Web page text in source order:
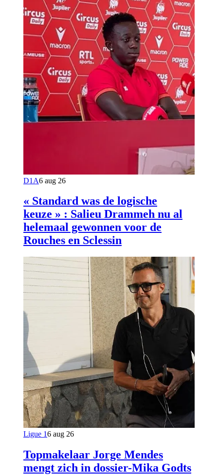
D1A6 aug 26
« Standard was de logische
keuze » : Salieu Drammeh nu al
helemaal gewonnen voor de
Rouches en Sclessin
Ligue 16 aug 26
Topmakelaar Jorge Mendes
mengt zich in dossier-Mika Godts